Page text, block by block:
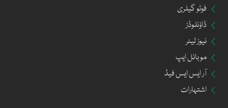
فوٹو گیلری
ڈاؤنلوڈز
نیوز لیٹر
موبائل ایپ
آر ایس ایس فیڈ
اشتہارات